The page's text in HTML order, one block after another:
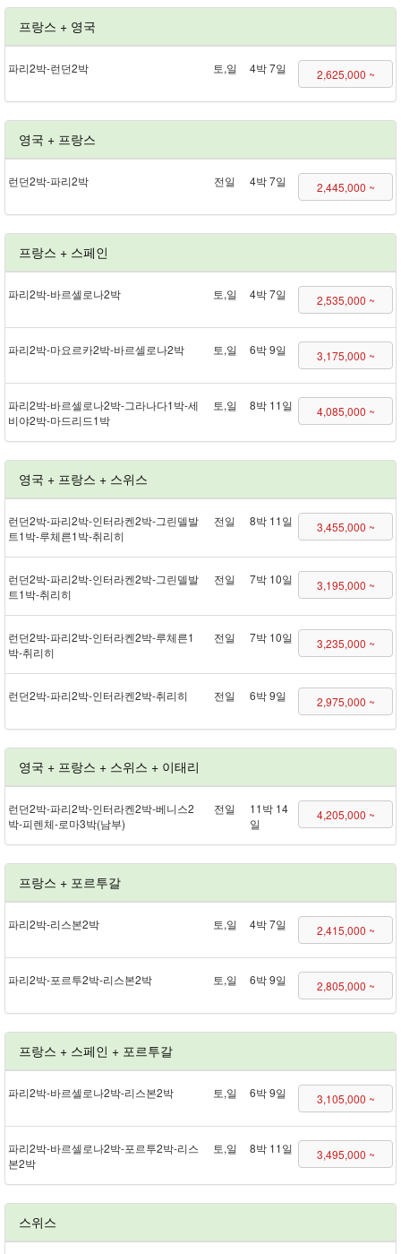
프랑스 + 영국
파리 2박 - 런던 2박 토,일 4박 7일 2,625,000 ~
영국 + 프랑스
런던 2박 - 파리 2박 전일 4박 7일 2,445,000 ~
프랑스 + 스페인
파리 2박 - 바르셀로나 2박 토,일 4박 7일 2,535,000 ~
파리 2박 - 마요르카 2박 - 바르셀로나 2박 토,일 6박 9일 3,175,000 ~
파리 2박 - 바르셀로나 2박 - 그라나다 1박 - 세
비야 2박 - 마드리드 1박
토,일 8박 11일 4,085,000 ~
영국 + 프랑스 + 스위스
런던 2박 - 파리 2박 - 인터라켄 2박 - 그린델발
트 1박 - 루체른 1박 - 취리히
전일 8박 11일 3,455,000 ~
런던 2박 - 파리 2박 - 인터라켄 2박 - 그린델발
트 1박 - 취리히
전일 7박 10일 3,195,000 ~
런던 2박 - 파리 2박 - 인터라켄 2박 - 루체른 1
박 - 취리히
전일 7박 10일 3,235,000 ~
런던 2박 - 파리 2박 - 인터라켄 2박 - 취리히 전일 6박 9일 2,975,000 ~
영국 + 프랑스 + 스위스 + 이태리
런던 2박 - 파리 2박 - 인터라켄 2박 - 베니스 2
박 - 피렌체 - 로마 3박(남부)
전일
11박 14
일
4,205,000 ~
프랑스 + 포르투갈
파리 2박 - 리스본 2박 토,일 4박 7일 2,415,000 ~
파리 2박 - 포르투 2박 - 리스본 2박 토,일 6박 9일 2,805,000 ~
프랑스 + 스페인 + 포르투갈
파리 2박 - 바르셀로나 2박 - 리스본 2박 토,일 6박 9일 3,105,000 ~
파리 2박 - 바르셀로나 2박 - 포르투 2박 - 리스
본 2박
토,일 8박 11일 3,495,000 ~
스위스